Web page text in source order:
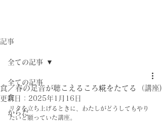
記事
全ての記事
食
からだ
全ての記事
食／春の足音が聴こえるころ糀をたてる（講座)
更新日： 2025年1月16日
リタを立ち上げるときに、わたしがどうしてもやり
たいと願っていた講座。